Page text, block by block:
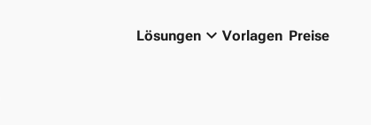
Lösungen keyboard_arrow_down Vorlagen Preise